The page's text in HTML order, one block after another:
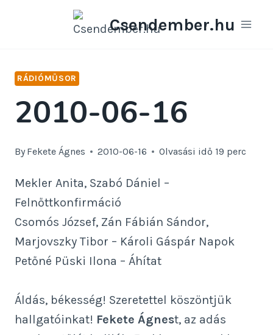
Csendember.hu
RÁDIÓMŰSOR
2010-06-16
By Fekete Ágnes 2010-06-16 Olvasási idő 19 perc
Mekler Anita, Szabó Dániel –
Felnőttkonfirmáció
Csomós József, Zán Fábián Sándor,
Marjovszky Tibor – Károli Gáspár Napok
Petőné Püski Ilona – Áhítat
Áldás, békesség! Szeretettel köszöntjük
hallgatóinkat! Fekete Ágnest, az adás